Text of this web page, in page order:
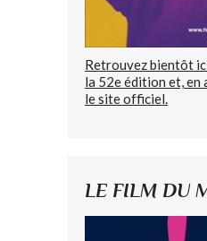
Retrouvez bientôt
la 52e édition et, en
le site officiel.
LE FILM DU